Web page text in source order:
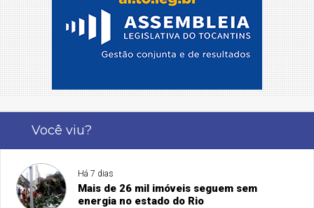
Você viu?
Há 7 dias
Mais de 26 mil imóveis seguem sem
energia no estado do Rio